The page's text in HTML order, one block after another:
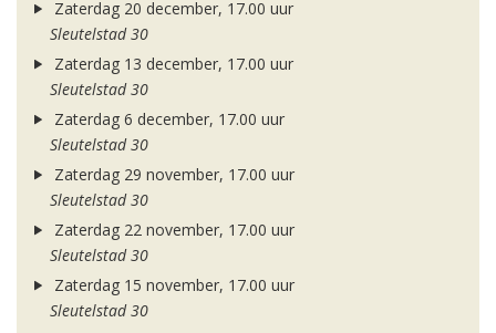
Zaterdag 20 december, 17.00 uur
Sleutelstad 30
Zaterdag 13 december, 17.00 uur
Sleutelstad 30
Zaterdag 6 december, 17.00 uur
Sleutelstad 30
Zaterdag 29 november, 17.00 uur
Sleutelstad 30
Zaterdag 22 november, 17.00 uur
Sleutelstad 30
Zaterdag 15 november, 17.00 uur
Sleutelstad 30